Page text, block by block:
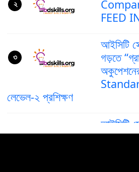
FEED
২
আইসিটি
গড়তে
লেভেল-২ প্রশিক্ষণ
৩
আইসিটি
গড়ে তুলতে
৪